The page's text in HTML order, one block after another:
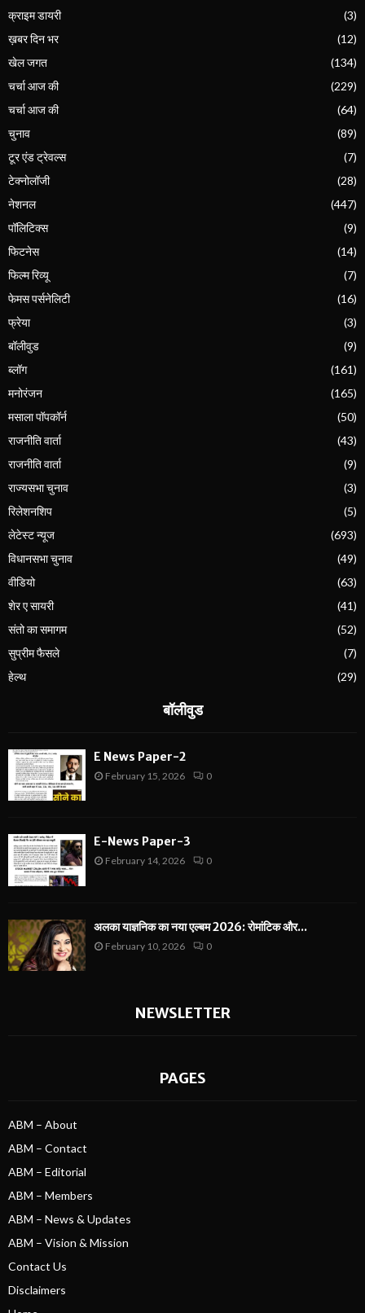
क्राइम डायरी
(3)
ख़बर दिन भर
(12)
खेल जगत
(134)
चर्चा आज की
(229)
चर्चा आज की
(64)
चुनाव
(89)
टूर एंड ट्रेवल्स
(7)
टेक्नोलॉजी
(28)
नेशनल
(447)
पॉलिटिक्स
(9)
फिटनेस
(14)
फिल्म रिव्यू
(7)
फेमस पर्सनेलिटी
(16)
फ्रेया
(3)
बॉलीवुड
(9)
ब्लॉग
(161)
मनोरंजन
(165)
मसाला पॉपकॉर्न
(50)
राजनीति वार्ता
(43)
राजनीति वार्ता
(9)
राज्यसभा चुनाव
(3)
रिलेशनशिप
(5)
लेटेस्ट न्यूज
(693)
विधानसभा चुनाव
(49)
वीडियो
(63)
शेर ए सायरी
(41)
संतो का समागम
(52)
सुप्रीम फैसले
(7)
हेल्थ
(29)
बॉलीवुड
E News Paper-2
February 15, 2026 0
E-News Paper-3
February 14, 2026 0
अलका याज्ञनिक का नया एल्बम 2026: रोमांटिक और...
February 10, 2026 0
NEWSLETTER
PAGES
ABM – About
ABM – Contact
ABM – Editorial
ABM – Members
ABM – News & Updates
ABM – Vision & Mission
Contact Us
Disclaimers